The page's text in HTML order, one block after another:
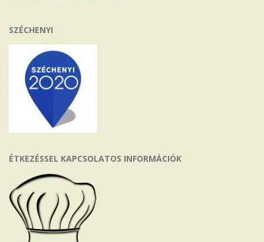
SZÉCHENYI
ÉTKEZÉSSEL KAPCSOLATOS INFORMÁCIÓK